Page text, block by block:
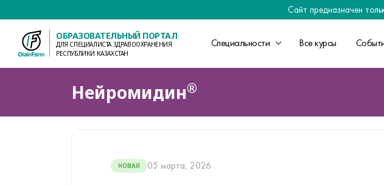
Сайт предназначен
ОБРАЗОВАТЕЛЬНЫЙ ПОРТАЛ
ДЛЯ СПЕЦИАЛИСТА ЗДРАВООХРАНЕНИЯ
РЕСПУБЛИКИ КАЗАХСТАН
Специальности Все курсы
Нейромидин®
НОВАЯ 05 марта, 2026